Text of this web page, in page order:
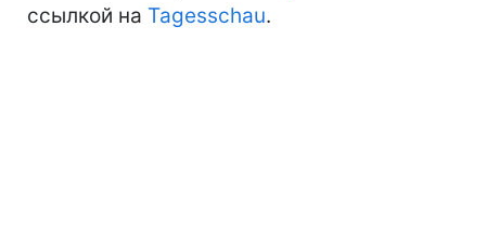
ссылкой на Tagesschau.